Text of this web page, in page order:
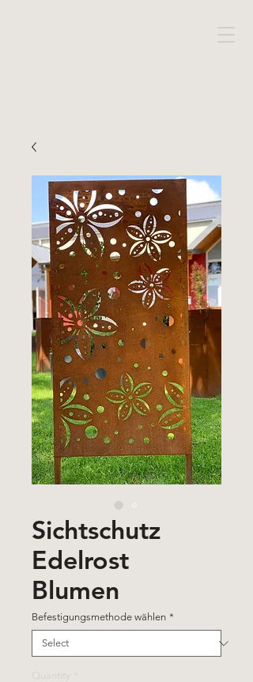
Sichtschutz
Edelrost
Blumen
Befestigungsmethode wählen *
Quantity